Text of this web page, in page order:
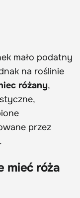
mało podatny
na roślinie
różany,
przez
mieć róża